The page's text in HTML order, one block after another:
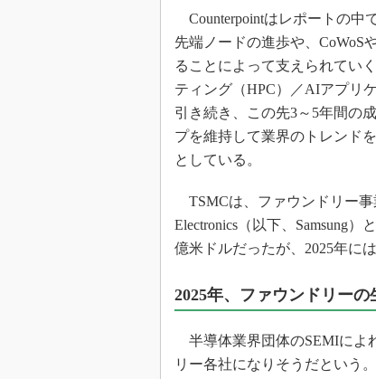
Counterpointはレポートの中
先端ノードの進歩や、CoWoS
ることによって支えられてい
ティング（HPC）／AIアプリ
引き続き、この先3～5年間の
プを維持して業界のトレンド
としている。
TSMCは、ファウンドリー事
Electronics（以下、Samsung
億米ドルだったが、2025年に
2025年、ファウンドリー
半導体業界団体のSEMIによ
リー各社になりそうだという